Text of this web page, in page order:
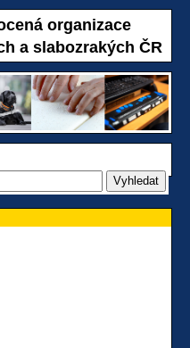
organizace
a slabozrakých ČR